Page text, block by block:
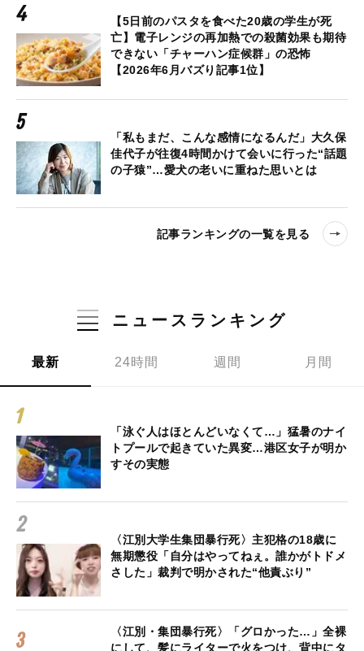
【5日前のパスタを食べた20歳の学生が死
亡】電子レンジの再加熱での殺菌効果も期待
できない「チャーハン症候群」の恐怖
【2026年6月バズり記事1位】
「私もまだ、こんな感情になるんだ」大久保
佳代子が往復4時間かけて会いに行った“話題
の子猿”…愛犬の老いに重ねた思いとは
記事ランキングの一覧を見る
ニュースランキング
最新 24時間 週間 月間
「泳ぐ人はほとんどいなくて…」猛暑のナイ
トプールで起きていた異変…港区女子が明か
すその実態
〈江別大学生集団暴行死〉主犯格の18歳に
無期懲役「自分はやってねぇ。誰かがトドメ
さした」裁判で明かされた“他責ぶり”
〈江別・集団暴行死〉「グロかった…」全裸
にして、髪にライターで火をつけ、背中にタ